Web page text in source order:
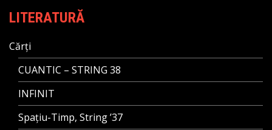
LITERATURĂ
Cărți
CUANTIC – STRING 38
INFINIT
Spațiu-Timp, String ’37